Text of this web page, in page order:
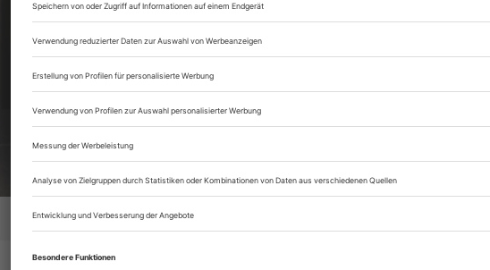
Zugang zum
Sie können alle Vorteile
Digital-Abo testen